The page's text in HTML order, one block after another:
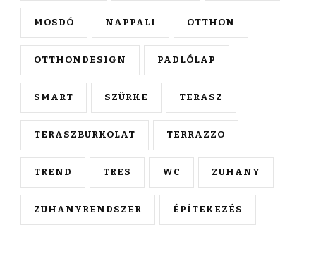
MOSDÓ NAPPALI OTTHON
OTTHONDESIGN PADLÓLAP
SMART SZÜRKE TERASZ
TERASZBURKOLAT TERRAZZO
TREND TRES WC ZUHANY
ZUHANYRENDSZER ÉPÍTEKEZÉS